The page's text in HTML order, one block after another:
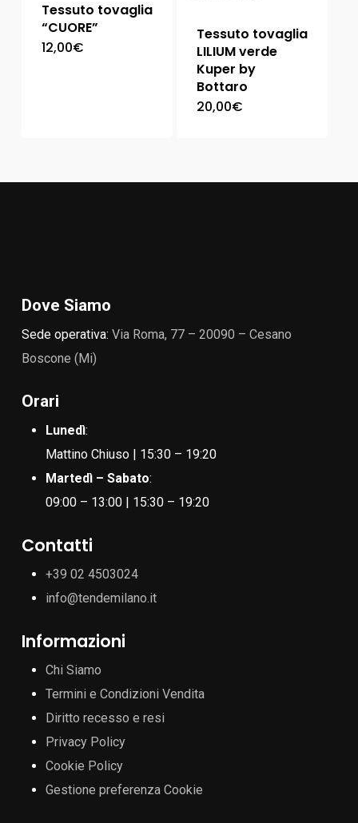
Tessuto tovaglia
“CUORE”
12,00€
Tessuto tovaglia
LILIUM verde
Kuper by
Bottaro
20,00€
Dove Siamo
Sede operativa: Via Roma, 77 – 20090 – Cesano
Boscone (Mi)
Orari
Lunedì:
Mattino Chiuso | 15:30 – 19:20
Martedì – Sabato:
09:00 – 13:00 | 15:30 – 19:20
Contatti
+39 02 4503024
info@tendemilano.it
Informazioni
Chi Siamo
Termini e Condizioni Vendita
Diritto recesso e resi
Privacy Policy
Cookie Policy
Gestione preferenza Cookie